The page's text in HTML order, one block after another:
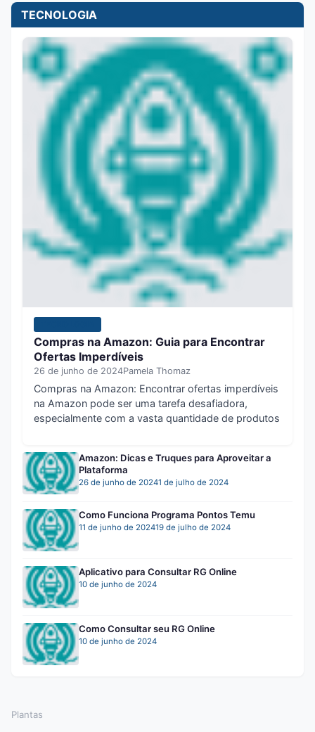
TECNOLOGIA
Compras na Amazon: Guia para Encontrar
Ofertas Imperdíveis
26 de junho de 2024Pamela Thomaz
Compras na Amazon: Encontrar ofertas imperdíveis
na Amazon pode ser uma tarefa desafiadora,
especialmente com a vasta quantidade de produtos
Amazon: Dicas e Truques para Aproveitar a
Plataforma
26 de junho de 20241 de julho de 2024
Como Funciona Programa Pontos Temu
11 de junho de 202419 de julho de 2024
Aplicativo para Consultar RG Online
10 de junho de 2024
Como Consultar seu RG Online
10 de junho de 2024
Plantas